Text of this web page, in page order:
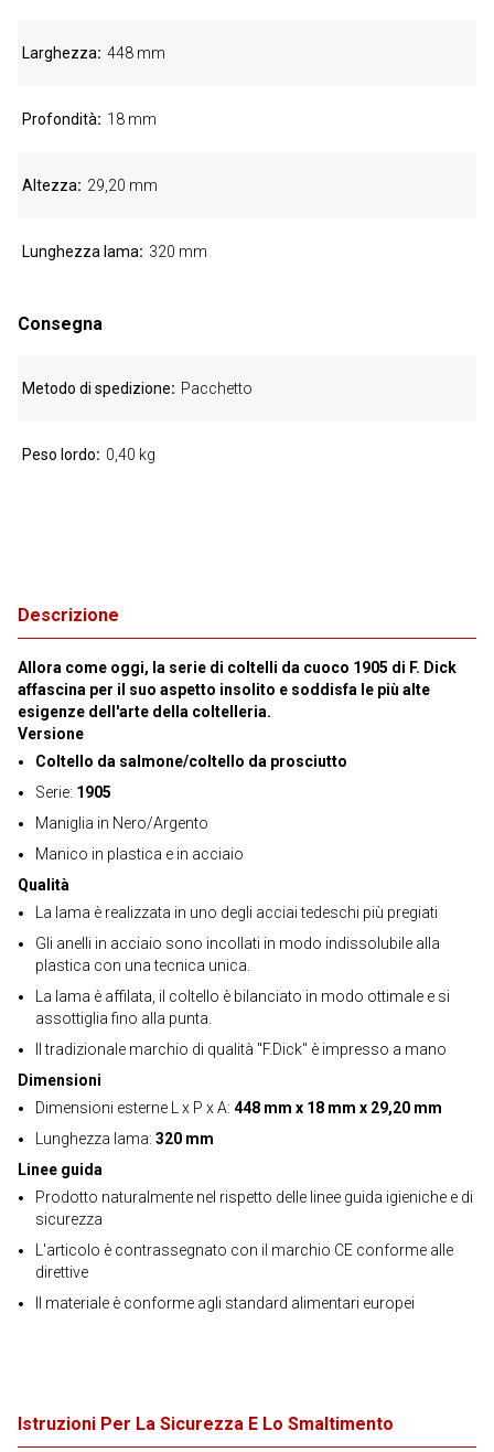
Descrizione
Allora come oggi, la serie di coltelli da cuoco 1905 di F. Dick
affascina per il suo aspetto insolito e soddisfa le più alte
esigenze dell'arte della coltelleria.
Versione
Coltello da salmone/coltello da prosciutto
Serie: 1905
Maniglia in Nero/Argento
Manico in plastica e in acciaio
Qualità
La lama è realizzata in uno degli acciai tedeschi più pregiati
Gli anelli in acciaio sono incollati in modo indissolubile alla
plastica con una tecnica unica.
La lama è affilata, il coltello è bilanciato in modo ottimale e si
assottiglia fino alla punta.
Il tradizionale marchio di qualità "F.Dick" è impresso a mano
Dimensioni
Dimensioni esterne L x P x A: 448 mm x 18 mm x 29,20 mm
Lunghezza lama: 320 mm
Linee guida
Prodotto naturalmente nel rispetto delle linee guida igieniche e di
sicurezza
L'articolo è contrassegnato con il marchio CE conforme alle
direttive
Il materiale è conforme agli standard alimentari europei
Larghezza 448 mm
Profondità 18 mm
Altezza 29,20 mm
Lunghezza lama 320 mm
Consegna
Metodo di spedizione Pacchetto
Peso lordo 0,40 kg
Istruzioni Per La Sicurezza E Lo Smaltimento